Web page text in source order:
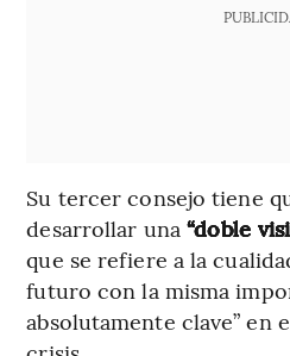
Su tercer consejo tiene
desarrollar una “doble
que se refiere a la
futuro con la misma
absolutamente clave” en